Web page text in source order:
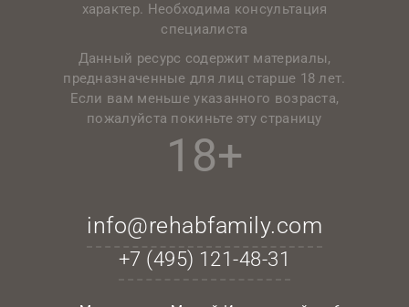
характер. Необходима консультация
специалиста
Данный ресурс содержит материалы,
предназначенные для лиц старше 18 лет.
Если вам меньше указанного возраста,
пожалуйста покиньте эту страницу
18+
info@rehabfamily.com
+7 (495) 121-48-31